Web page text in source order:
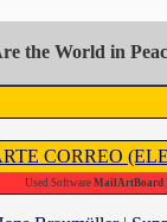
the World in
CORREO
Used Software MailArtBoard